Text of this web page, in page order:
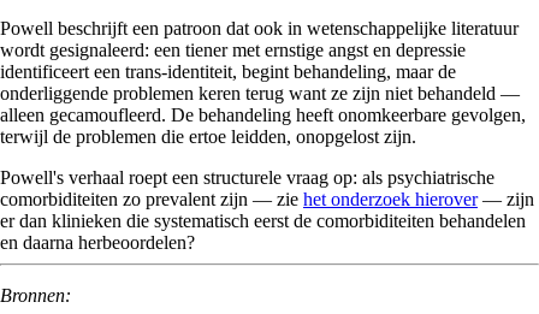
Powell beschrijft een patroon dat ook in wetenschappelijke literatuur
wordt gesignaleerd: een tiener met ernstige angst en depressie
identificeert een trans-identiteit, begint behandeling, maar de
onderliggende problemen keren terug want ze zijn niet behandeld —
alleen gecamoufleerd. De behandeling heeft onomkeerbare gevolgen,
terwijl de problemen die ertoe leidden, onopgelost zijn.
Powell's verhaal roept een structurele vraag op: als psychiatrische
comorbiditeiten zo prevalent zijn — zie het onderzoek hierover— zijn
er dan klinieken die systematisch eerst de comorbiditeiten behandelen
en daarna herbeoordelen?
Bronnen: